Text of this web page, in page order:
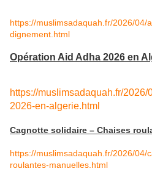
https://muslimsadaquah.fr/2026/04/
dignement.html
Opération Aid Adha 2026 en
https://muslimsadaquah.fr/
2026-en-algerie.html
Cagnotte solidaire – Chaises
https://muslimsadaquah.fr/2026/04/
roulantes-manuelles.html